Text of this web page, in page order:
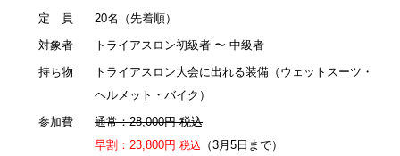
定 員
20名（先着順）
対象者
トライアスロン初級者 〜 中級者
持ち物
トライアスロン大会に出れる装備（ウェットスーツ・
ヘルメット・バイク）
参加費
通常：28,000円 税込
早割：23,800円 税込
（3月5日まで）